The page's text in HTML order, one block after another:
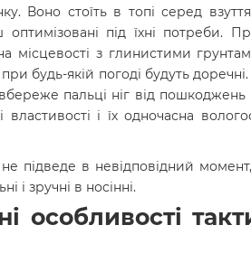
Воно стоїть в топі серед
під їхні потреби.
місцевості з глинистими
будь-якій погоді будуть
пальці ніг від пошкоджень
і їх одночасна
підведе в невідповідний
і зручні в носінні.
особливості